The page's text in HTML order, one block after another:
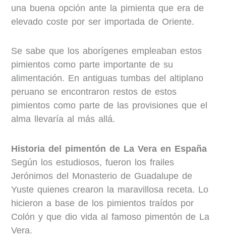
una buena opción ante la pimienta que era de
elevado coste por ser importada de Oriente.
Se sabe que los aborígenes empleaban estos
pimientos como parte importante de su
alimentación. En antiguas tumbas del altiplano
peruano se encontraron restos de estos
pimientos como parte de las provisiones que el
alma llevaría al más allá.
Historia del pimentón de La Vera en España
Según los estudiosos, fueron los frailes
Jerónimos del Monasterio de Guadalupe de
Yuste quienes crearon la maravillosa receta. Lo
hicieron a base de los pimientos traídos por
Colón y que dio vida al famoso pimentón de La
Vera.